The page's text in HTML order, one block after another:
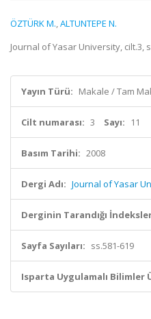
ÖZTÜRK M.,ALTUNTEPE N.
Journal of Yasar University, cilt.3,
Yayın Türü: Makale / Tam
Cilt numarası: 3 Sayı: 11
Basım Tarihi: 2008
Dergi Adı: Journal of Yasar
Derginin Tarandığı
Sayfa Sayıları: ss.581-619
Isparta Uygulamalı Bilimler